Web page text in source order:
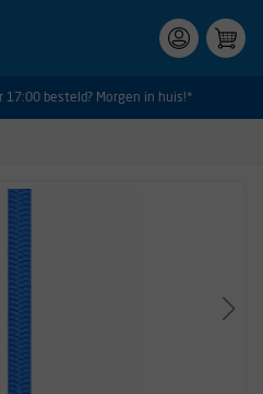
17:00 besteld? Morgen in huis!*